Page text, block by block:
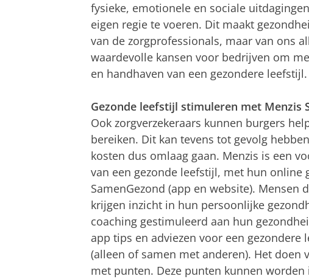
fysieke, emotionele en sociale
eigen regie te voeren. Dit maakt
van de zorgprofessionals, maar van ons
waardevolle kansen voor bedrijven om
en handhaven van een gezondere leefstijl.
Gezonde leefstijl stimuleren met Menzis
Ook zorgverzekeraars kunnen burgers
bereiken. Dit kan tevens tot gevolg
kosten dus omlaag gaan. Menzis is een
van een gezonde leefstijl, met hun online
SamenGezond (app en website). Mensen
krijgen inzicht in hun persoonlijke
coaching gestimuleerd aan hun
app tips en adviezen voor een
(alleen of samen met anderen). Het
met punten. Deze punten kunnen